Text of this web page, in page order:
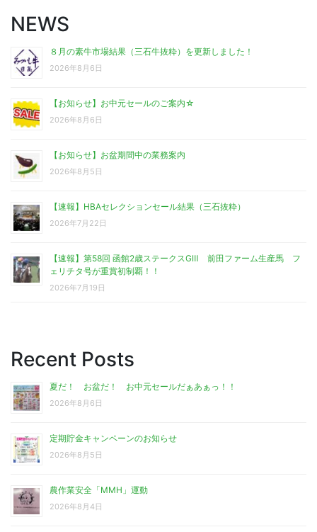
NEWS
８月の素牛市場結果（三石牛抜粋）を更新しました！
2026年8月6日
【お知らせ】お中元セールのご案内☆
2026年8月6日
【お知らせ】お盆期間中の業務案内
2026年8月5日
【速報】HBAセレクションセール結果（三石抜粋）
2026年7月22日
【速報】第58回 函館2歳ステークスGⅢ 前田ファーム生産馬 フ
ェリチタ号が重賞初制覇！！
2026年7月19日
Recent Posts
夏だ！ お盆だ！ お中元セールだぁあぁっ！！
2026年8月6日
定期貯金キャンペーンのお知らせ
2026年8月5日
農作業安全「MMH」運動
2026年8月4日